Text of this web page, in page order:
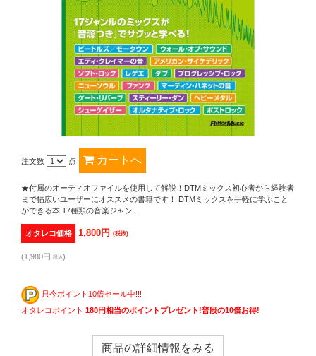
注文数 点
★付属のオーディオファイルを使用して解説！DTMミックス初心者から経験者
まで幅広いユーザーにオススメの書籍です！ DTMミックスを手軽に学ぶこと
ができる本 17種類の音楽ジャン...
オタレコ価格 1,800円(税抜)
(1,980円 税込)
只今ポイント10倍セール中!!!
オタレコポイント 180円相当のポイントプレゼント!普段の10倍お得!
商品の詳細情報をみる